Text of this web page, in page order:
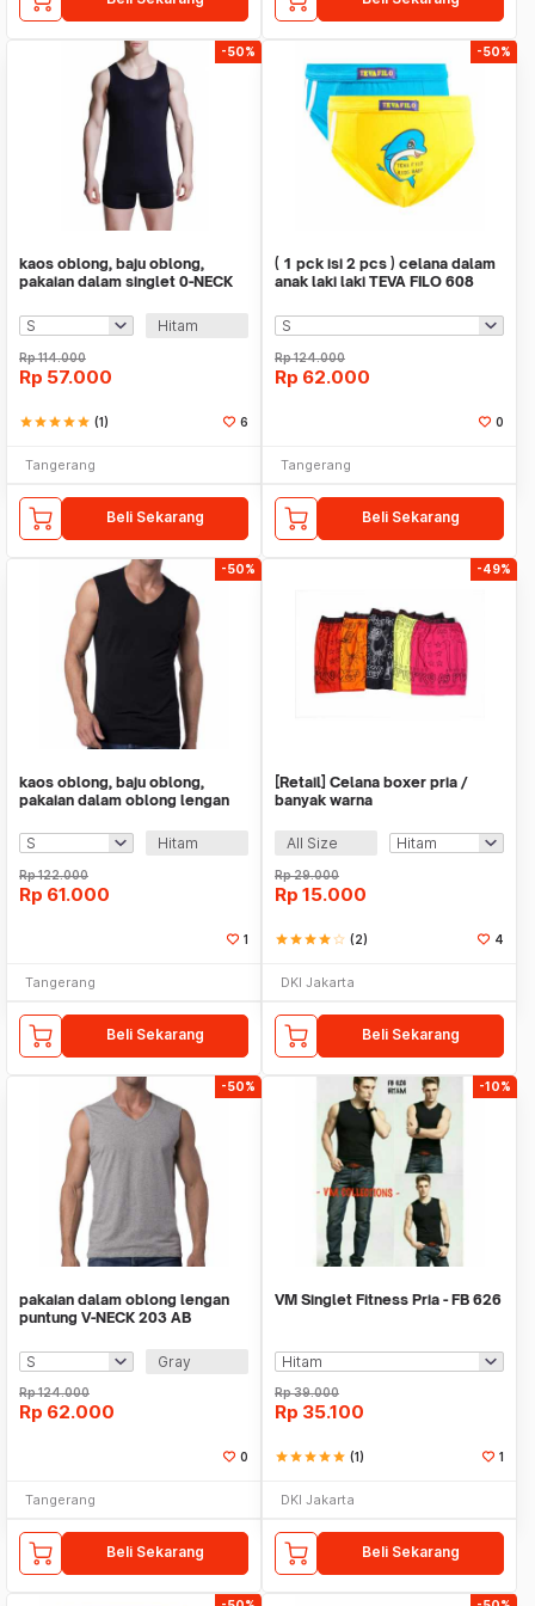
-50%
kaos oblong, baju oblong,
pakaian dalam singlet 0-NECK
Hitam
Rp114.000
Rp 57.000
starstarstarstarstar (1) 6
Tangerang
Beli Sekarang
-50%
( 1 pck isi 2 pcs ) celana dalam
anak laki laki TEVA FILO 608
Rp124.000
Rp 62.000
0
Tangerang
Beli Sekarang
-50%
kaos oblong, baju oblong,
pakaian dalam oblong lengan
Hitam
Rp122.000
Rp 61.000
1
Tangerang
Beli Sekarang
-49%
[Retail] Celana boxer pria /
banyak warna
All Size
Rp29.000
Rp 15.000
starstarstarstarstar_border (2) 4
DKI Jakarta
Beli Sekarang
-50%
pakaian dalam oblong lengan
puntung V-NECK 203 AB
Gray
Rp124.000
Rp 62.000
0
Tangerang
Beli Sekarang
-10%
VM Singlet Fitness Pria - FB 626
Rp39.000
Rp 35.100
starstarstarstarstar (1) 1
DKI Jakarta
Beli Sekarang